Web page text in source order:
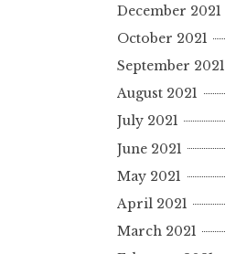
December 2021
October 2021
September 2021
August 2021
July 2021
June 2021
May 2021
April 2021
March 2021